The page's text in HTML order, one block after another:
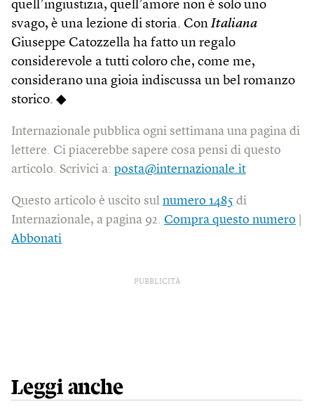
quell’ingiustizia, quell’amore non è solo uno
svago, è una lezione di storia. Con Italiana
Giuseppe Catozzella ha fatto un regalo
considerevole a tutti coloro che, come me,
considerano una gioia indiscussa un bel romanzo
storico. ◆
Internazionale pubblica ogni settimana una pagina di
lettere. Ci piacerebbe sapere cosa pensi di questo
articolo. Scrivici a: posta@internazionale.it
Questo articolo è uscito sul numero 1485 di
Internazionale, a pagina 92. Compra questo numero
Abbonati
PUBBLICITÀ
Leggi anche